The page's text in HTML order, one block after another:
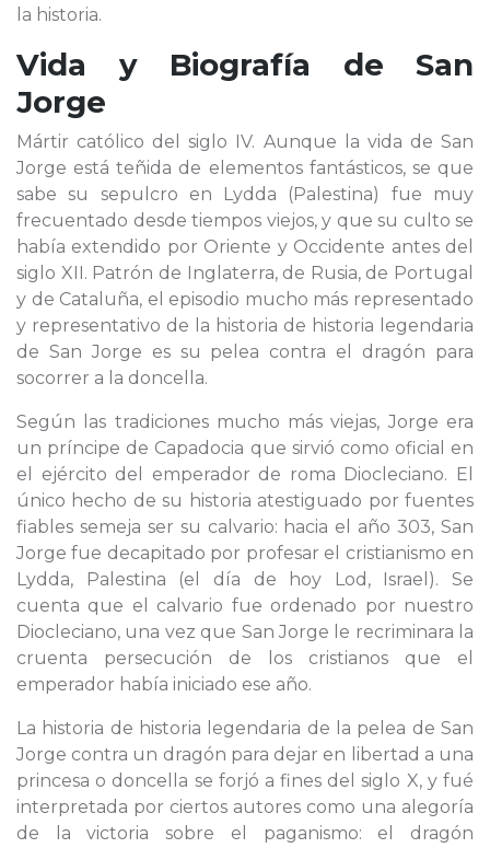
la historia.
Vida y Biografía de San
Jorge
Mártir católico del siglo IV. Aunque la vida de San
Jorge está teñida de elementos fantásticos, se que
sabe su sepulcro en Lydda (Palestina) fue muy
frecuentado desde tiempos viejos, y que su culto se
había extendido por Oriente y Occidente antes del
siglo XII. Patrón de Inglaterra, de Rusia, de Portugal
y de Cataluña, el episodio mucho más representado
y representativo de la historia de historia legendaria
de San Jorge es su pelea contra el dragón para
socorrer a la doncella.
Según las tradiciones mucho más viejas, Jorge era
un príncipe de Capadocia que sirvió como oficial en
el ejército del emperador de roma Diocleciano. El
único hecho de su historia atestiguado por fuentes
fiables semeja ser su calvario: hacia el año 303, San
Jorge fue decapitado por profesar el cristianismo en
Lydda, Palestina (el día de hoy Lod, Israel). Se
cuenta que el calvario fue ordenado por nuestro
Diocleciano, una vez que San Jorge le recriminara la
cruenta persecución de los cristianos que el
emperador había iniciado ese año.
La historia de historia legendaria de la pelea de San
Jorge contra un dragón para dejar en libertad a una
princesa o doncella se forjó a fines del siglo X, y fué
interpretada por ciertos autores como una alegoría
de la victoria sobre el paganismo: el dragón